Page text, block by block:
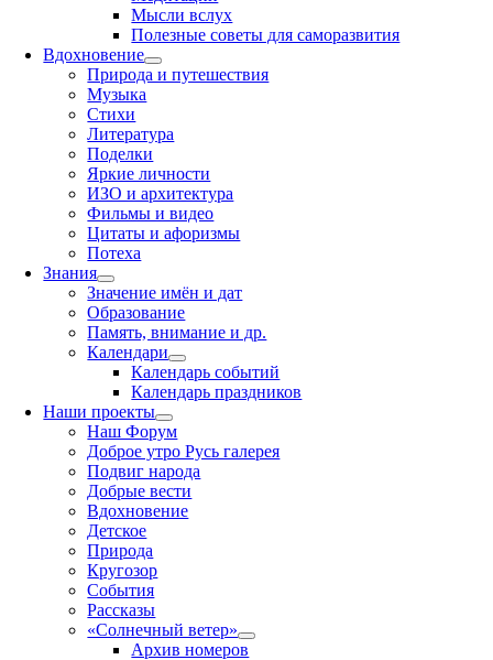
Мысли вслух
Полезные советы для саморазвития
Вдохновение
Природа и путешествия
Музыка
Стихи
Литература
Поделки
Яркие личности
ИЗО и архитектура
Фильмы и видео
Цитаты и афоризмы
Потеха
Знания
Значение имён и дат
Образование
Память, внимание и др.
Календари
Календарь событий
Календарь праздников
Наши проекты
Наш Форум
Доброе утро Русь галерея
Подвиг народа
Добрые вести
Вдохновение
Детское
Природа
Кругозор
События
Рассказы
«Солнечный ветер»
Архив номеров